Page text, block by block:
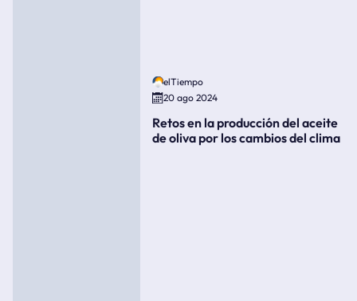
elTiempo
20 ago 2024
Retos en la producción del aceite
de oliva por los cambios del clima